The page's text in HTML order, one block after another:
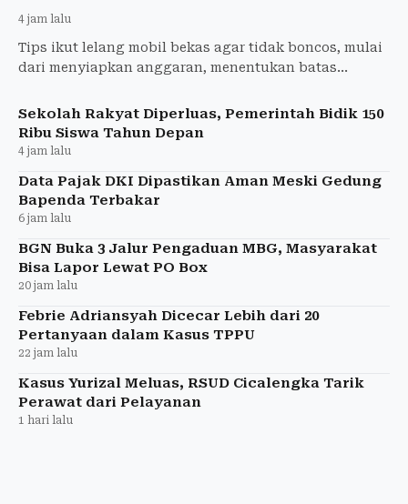
4 jam lalu
Tips ikut lelang mobil bekas agar tidak boncos, mulai
dari menyiapkan anggaran, menentukan batas
Sekolah Rakyat Diperluas, Pemerintah Bidik 150
Ribu Siswa Tahun Depan
4 jam lalu
Data Pajak DKI Dipastikan Aman Meski Gedung
Bapenda Terbakar
6 jam lalu
BGN Buka 3 Jalur Pengaduan MBG, Masyarakat
Bisa Lapor Lewat PO Box
20 jam lalu
Febrie Adriansyah Dicecar Lebih dari 20
Pertanyaan dalam Kasus TPPU
22 jam lalu
Kasus Yurizal Meluas, RSUD Cicalengka Tarik
Perawat dari Pelayanan
1 hari lalu